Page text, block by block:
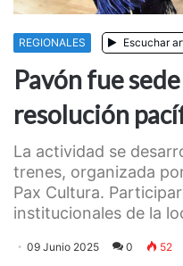
REGIONALES Escuchar
Pavón fue
resolución
La actividad se
trenes, organizada
Pax Cultura.
institucionales de la
09 Junio 2025 0 52